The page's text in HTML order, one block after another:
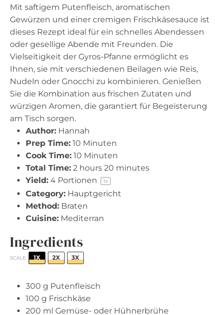
Mit saftigem Putenfleisch, aromatischen
Gewürzen und einer cremigen Frischkäsesauce ist
dieses Rezept ideal für ein schnelles Abendessen
oder gesellige Abende mit Freunden. Die
Vielseitigkeit der Gyros-Pfanne ermöglicht es
Ihnen, sie mit verschiedenen Beilagen wie Reis,
Nudeln oder Gnocchi zu kombinieren. Genießen
Sie die Kombination aus frischen Zutaten und
würzigen Aromen, die garantiert für Begeisterung
am Tisch sorgen.
Author: Hannah
Prep Time: 10 Minuten
Cook Time: 10 Minuten
Total Time: 2 hours 20 minutes
Yield: 4 Portionen 1x
Category: Hauptgericht
Method: Braten
Cuisine: Mediterran
Ingredients
SCALE 1X 2X 3X
300 g Putenfleisch
100 g Frischkäse
200 ml Gemüse- oder Hühnerbrühe